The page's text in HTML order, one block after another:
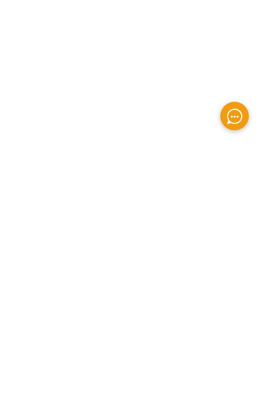
ОК